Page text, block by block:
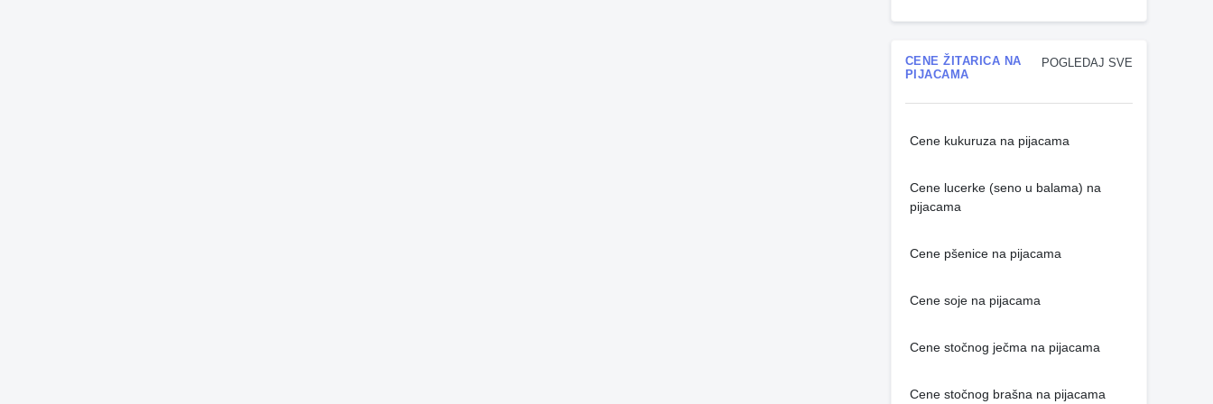
POGLEDAJ SVE
CENE ŽITARICA NA
PIJACAMA
Cene kukuruza na pijacama
Cene lucerke (seno u balama) na
pijacama
Cene pšenice na pijacama
Cene soje na pijacama
Cene stočnog ječma na pijacama
Cene stočnog brašna na pijacama